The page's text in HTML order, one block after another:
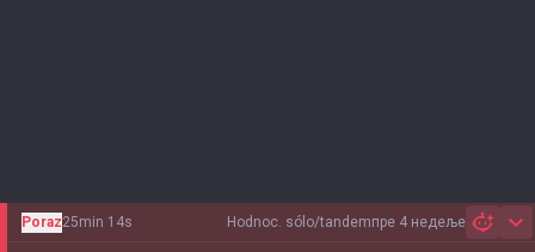
Hodnoc. sólo/tandemпре 4 недеље
Poraz25min 14s